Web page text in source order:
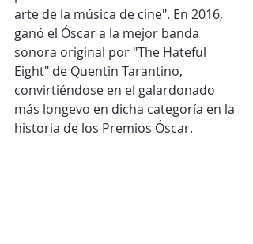
arte de la música de cine". En 2016,
ganó el Óscar a la mejor banda
sonora original por "The Hateful
Eight" de Quentin Tarantino,
convirtiéndose en el galardonado
más longevo en dicha categoría en la
historia de los Premios Óscar.